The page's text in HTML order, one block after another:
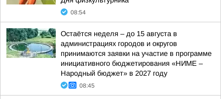
08:54
Остаётся неделя – до 15 августа в
администрациях городов и округов
принимаются заявки на участие в программе
инициативного бюджетирования «НИМЕ –
Народный бюджет» в 2027 году
08:45